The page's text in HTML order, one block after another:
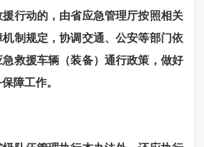
行动的，由省应急管理厅按照相关
制规定，协调交通、公安等部门依
救援车辆（装备）通行政策，做好
障工作。